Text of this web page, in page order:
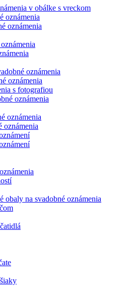
v obálke s vreckom
oznámenia
oznámenia
oznámenia
oznámenia
s fotografiou
oznámenia
oznámenia
oznámenia
obaly na svadobné oznámenia